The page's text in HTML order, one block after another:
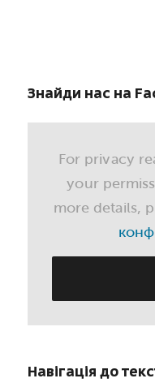
Знайди нас на
For privacy
your
more details,
Навігація до